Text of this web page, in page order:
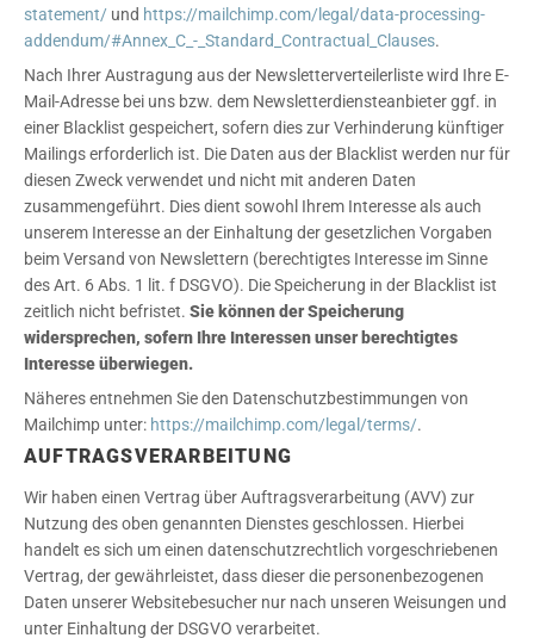
statement/ und https://mailchimp.com/legal/data-processing-
addendum/#Annex_C_-_Standard_Contractual_Clauses.
Nach Ihrer Austragung aus der Newsletterverteilerliste wird Ihre E-
Mail-Adresse bei uns bzw. dem Newsletterdiensteanbieter ggf. in
einer Blacklist gespeichert, sofern dies zur Verhinderung künftiger
Mailings erforderlich ist. Die Daten aus der Blacklist werden nur für
diesen Zweck verwendet und nicht mit anderen Daten
zusammengeführt. Dies dient sowohl Ihrem Interesse als auch
unserem Interesse an der Einhaltung der gesetzlichen Vorgaben
beim Versand von Newslettern (berechtigtes Interesse im Sinne
des Art. 6 Abs. 1 lit. f DSGVO). Die Speicherung in der Blacklist ist
zeitlich nicht befristet. Sie können der Speicherung
widersprechen, sofern Ihre Interessen unser berechtigtes
Interesse überwiegen.
Näheres entnehmen Sie den Datenschutzbestimmungen von
Mailchimp unter: https://mailchimp.com/legal/terms/.
AUFTRAGSVERARBEITUNG
Wir haben einen Vertrag über Auftragsverarbeitung (AVV) zur
Nutzung des oben genannten Dienstes geschlossen. Hierbei
handelt es sich um einen datenschutzrechtlich vorgeschriebenen
Vertrag, der gewährleistet, dass dieser die personenbezogenen
Daten unserer Websitebesucher nur nach unseren Weisungen und
unter Einhaltung der DSGVO verarbeitet.